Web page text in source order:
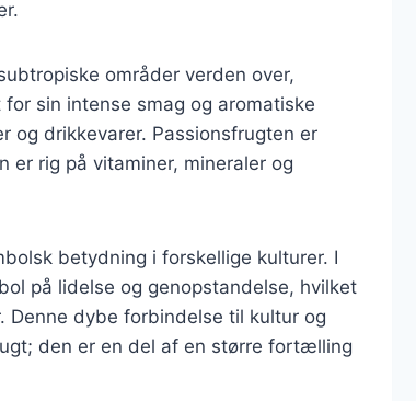
områder verden over,
sin intense smag og aromatiske
og drikkevarer. Passionsfrugten er
er rig på vitaminer, mineraler og
betydning i forskellige kulturer. I
på lidelse og genopstandelse, hvilket
dybe forbindelse til kultur og
den er en del af en større fortælling